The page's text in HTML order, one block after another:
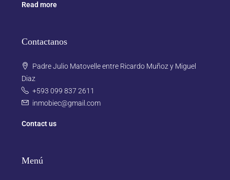
Read more
Contactanos
Padre Julio Matovelle entre Ricardo Muñoz y Miguel
Diaz
+593 099 837 2611
inmobiec@gmail.com
Contact us
Menú